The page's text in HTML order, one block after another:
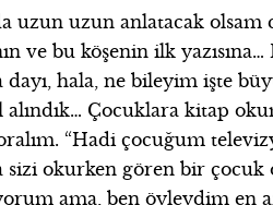
uzun uzun anlatacak olsam
ve bu köşenin ilk
dayı, hala, ne bileyim işte
Çocuklara kitap
“Hadi çocuğum
sizi okurken gören bir
ama, ben öyleydim en